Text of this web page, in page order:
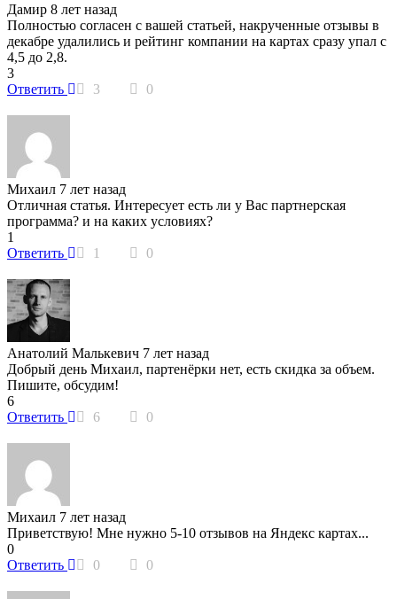
Дамир 8 лет назад
Полностью согласен с вашей статьей, накрученные отзывы в
декабре удалились и рейтинг компании на картах сразу упал с
4,5 до 2,8.
3
Ответить
3 0
Михаил 7 лет назад
Отличная статья. Интересует есть ли у Вас партнерская
программа? и на каких условиях?
1
Ответить
1 0
Анатолий Малькевич 7 лет назад
Добрый день Михаил, партенёрки нет, есть скидка за объем.
Пишите, обсудим!
6
Ответить
6 0
Михаил 7 лет назад
Приветствую! Мне нужно 5-10 отзывов на Яндекс картах...
0
Ответить
0 0